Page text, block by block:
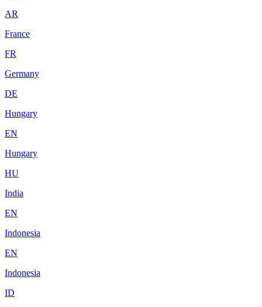
AR
France
FR
Germany
DE
Hungary
EN
Hungary
HU
India
EN
Indonesia
EN
Indonesia
ID